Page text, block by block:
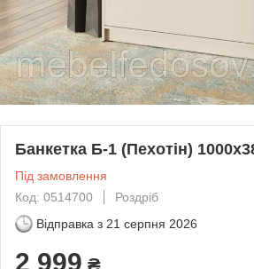
Банкетка Б-1 (Пехотін)
Під замовлення
Код: 0514700
Роздріб
Відправка з 21 серпня 2026
2 999